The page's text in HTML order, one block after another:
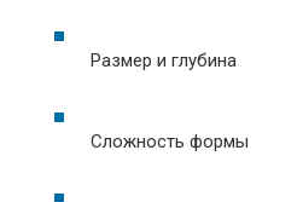
Размер и глубина
Сложность формы